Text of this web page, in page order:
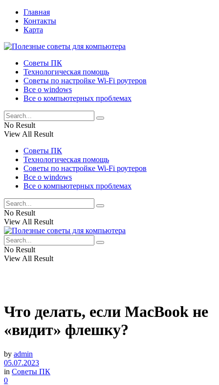
Главная
Контакты
Карта
Советы ПК
Технологическая помощь
Советы по настройке Wi-Fi роутеров
Все о windows
Все о компьютерных проблемах
No Result
View All Result
Советы ПК
Технологическая помощь
Советы по настройке Wi-Fi роутеров
Все о windows
Все о компьютерных проблемах
No Result
View All Result
No Result
View All Result
Что делать, если MacBook не
«видит» флешку?
by admin
05.07.2023
in Советы ПК
0